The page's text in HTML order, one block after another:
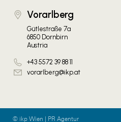
Vorarlberg
Gütlestraße 7a
6850 Dornbirn
Austria
+43 5572 39 88 11
vorarlberg@ikp.at
© ikp Wien | PR Agentur